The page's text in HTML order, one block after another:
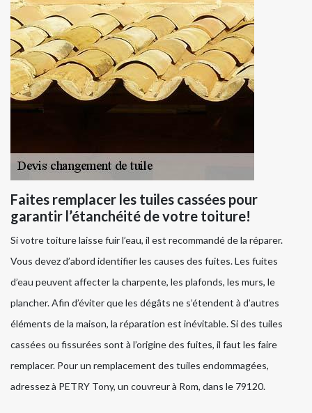
Faites remplacer les tuiles cassées pour
garantir l’étanchéité de votre toiture!
Si votre toiture laisse fuir l’eau, il est recommandé de la réparer.
Vous devez d’abord identifier les causes des fuites. Les fuites
d’eau peuvent affecter la charpente, les plafonds, les murs, le
plancher. Afin d’éviter que les dégâts ne s’étendent à d’autres
éléments de la maison, la réparation est inévitable. Si des tuiles
cassées ou fissurées sont à l’origine des fuites, il faut les faire
remplacer. Pour un remplacement des tuiles endommagées,
adressez à PETRY Tony, un couvreur à Rom, dans le 79120.